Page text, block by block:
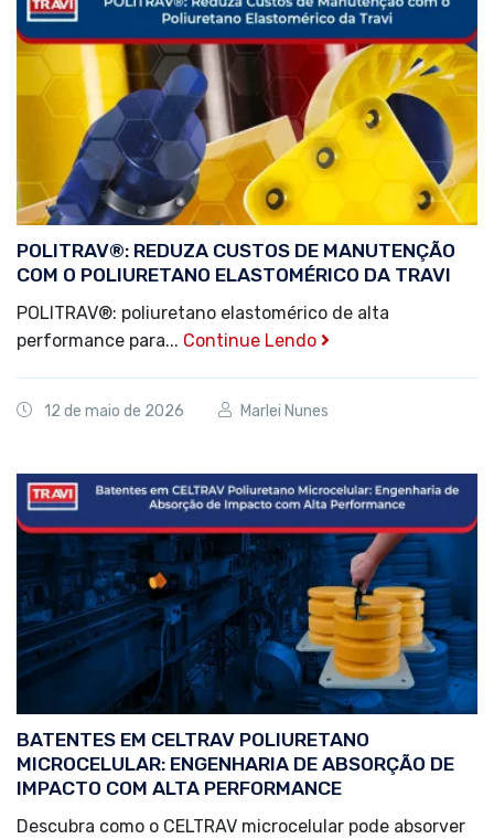
POLITRAV®: REDUZA CUSTOS DE MANUTENÇÃO
COM O POLIURETANO ELASTOMÉRICO DA TRAVI
POLITRAV®: poliuretano elastomérico de alta
performance para... Continue Lendo
12 de maio de 2026 Marlei Nunes
BATENTES EM CELTRAV POLIURETANO
MICROCELULAR: ENGENHARIA DE ABSORÇÃO DE
IMPACTO COM ALTA PERFORMANCE
Descubra como o CELTRAV microcelular pode absorver